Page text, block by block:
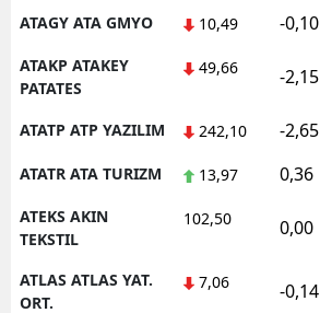
ATAGY ATA GMYO 10,49 -0,10
ATAKP ATAKEY
PATATES
49,66 -2,15
ATATP ATP YAZILIM 242,10 -2,65
ATATR ATA TURIZM 13,97 0,36
ATEKS AKIN
TEKSTIL
102,50 0,00
ATLAS ATLAS YAT.
ORT.
7,06 -0,14